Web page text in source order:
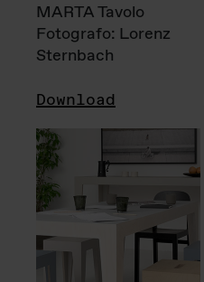
MARTA Tavolo
Fotografo: Lorenz
Sternbach
Download